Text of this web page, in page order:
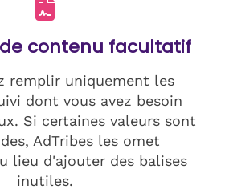
contenu facultatif
remplir uniquement les
dont vous avez besoin
Si certaines valeurs sont
AdTribes les omet
lieu d'ajouter des balises
inutiles.